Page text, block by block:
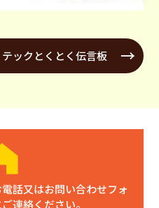
ックとくとく伝言板
話又はお問い合わせフォ
連絡ください。